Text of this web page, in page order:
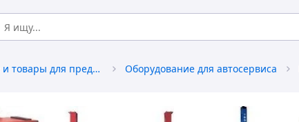
Оборудование и товары для предоставления услуг Оборудование для автосервиса